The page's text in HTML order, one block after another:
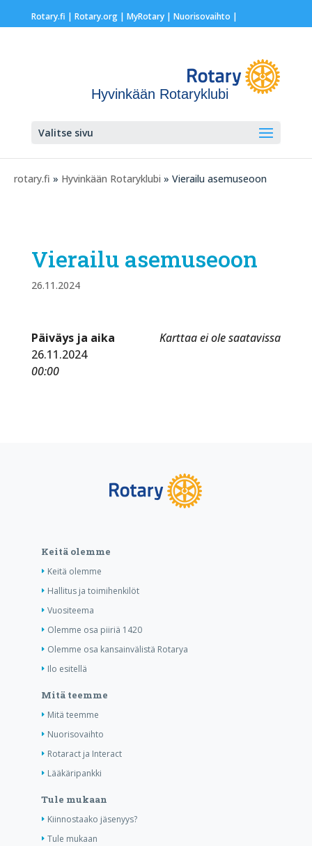
Rotary.fi | Rotary.org| MyRotary | Nuorisovaihto |
Hyvinkään Rotaryklubi
Valitse sivu
rotary.fi » Hyvinkään Rotaryklubi » Vierailu asemuseoon
Vierailu asemuseoon
26.11.2024
Karttaa ei ole saatavissa
Päiväys ja aika
26.11.2024
00:00
Keitä olemme
Keitä olemme
Hallitus ja toimihenkilöt
Vuositeema
Olemme osa piiriä 1420
Olemme osa kansainvälistä Rotarya
Ilo esitellä
Mitä teemme
Mitä teemme
Nuorisovaihto
Rotaract ja Interact
Lääkäripankki
Tule mukaan
Kiinnostaako jäsenyys?
Tule mukaan